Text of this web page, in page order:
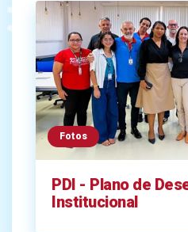
Fotos
PDI - Plano de
Institucional